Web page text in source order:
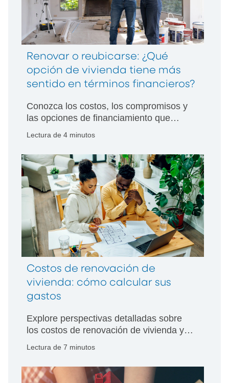
Renovar o reubicarse: ¿Qué
opción de vivienda tiene más
sentido en términos financieros?
Conozca los costos, los compromisos y
las opciones de financiamiento que
Lectura de 4 minutos
Costos de renovación de
vivienda: cómo calcular sus
gastos
Explore perspectivas detalladas sobre
los costos de renovación de vivienda y
orientación de expertos en quienes
puede confiar.
Lectura de 7 minutos